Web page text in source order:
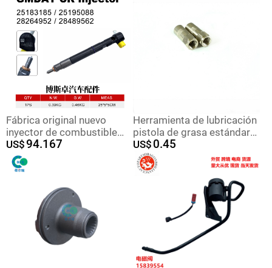
Fábrica original nuevo
inyector de combustible
28264952 / 25183185
nuevo número 28489562 /
25195088
US$94.167
Herramienta de lubricación
pistola de grasa estándar
americano cabeza de
pistola de grasa boquilla de
grasa pistola de grasa
boquilla plana pistola de
grasa boquilla de alta gama
US$ 0.45